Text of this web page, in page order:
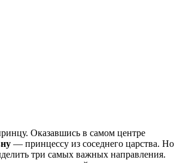
Оказавшись в самом центре
— принцессу из соседнего царства. Но
три самых важных направления.